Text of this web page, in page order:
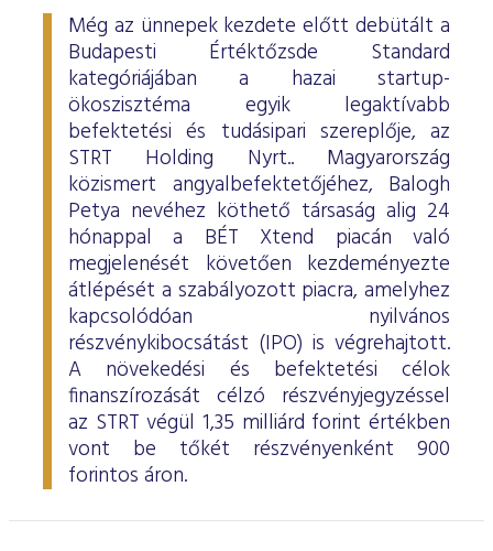
Még az ünnepek kezdete előtt debütált a
Budapesti Értéktőzsde Standard
kategóriájában a hazai startup-
ökoszisztéma egyik legaktívabb
befektetési és tudásipari szereplője, az
STRT Holding Nyrt.. Magyarország
közismert angyalbefektetőjéhez, Balogh
Petya nevéhez köthető társaság alig 24
hónappal a BÉT Xtend piacán való
megjelenését követően kezdeményezte
átlépését a szabályozott piacra, amelyhez
kapcsolódóan nyilvános
részvénykibocsátást (IPO) is végrehajtott.
A növekedési és befektetési célok
finanszírozását célzó részvényjegyzéssel
az STRT végül 1,35 milliárd forint értékben
vont be tőkét részvényenként 900
forintos áron.